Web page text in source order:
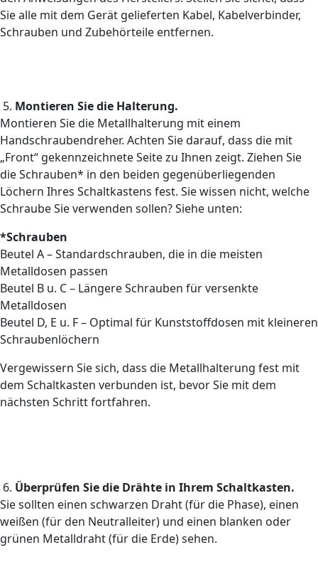
Sie alle mit dem Gerät gelieferten Kabel, Kabelverbinder,
Schrauben und Zubehörteile entfernen.
5. Montieren Sie die Halterung.
Montieren Sie die Metallhalterung mit einem
Handschraubendreher. Achten Sie darauf, dass die mit
„Front“ gekennzeichnete Seite zu Ihnen zeigt. Ziehen Sie
die Schrauben* in den beiden gegenüberliegenden
Löchern Ihres Schaltkastens fest. Sie wissen nicht, welche
Schraube Sie verwenden sollen? Siehe unten:
*Schrauben
Beutel A – Standardschrauben, die in die meisten
Metalldosen passen
Beutel B u. C – Längere Schrauben für versenkte
Metalldosen
Beutel D, E u. F – Optimal für Kunststoffdosen mit kleineren
Schraubenlöchern
Vergewissern Sie sich, dass die Metallhalterung fest mit
dem Schaltkasten verbunden ist, bevor Sie mit dem
nächsten Schritt fortfahren.
6. Überprüfen Sie die Drähte in Ihrem Schaltkasten.
Sie sollten einen schwarzen Draht (für die Phase), einen
weißen (für den Neutralleiter) und einen blanken oder
grünen Metalldraht (für die Erde) sehen.